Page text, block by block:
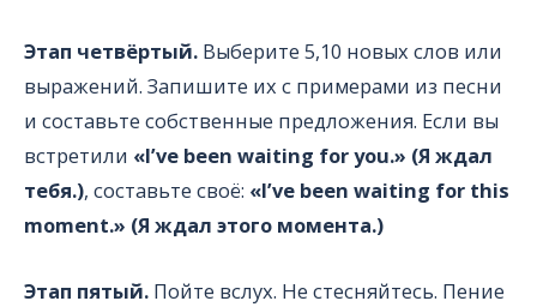
Этап четвёртый. Выберите 5,10 новых слов или
выражений. Запишите их с примерами из песни
и составьте собственные предложения. Если вы
встретили «I’ve been waiting for you.» (Я ждал
тебя.), составьте своё: «I’ve been waiting for this
moment.» (Я ждал этого момента.)
Этап пятый. Пойте вслух. Не стесняйтесь. Пение